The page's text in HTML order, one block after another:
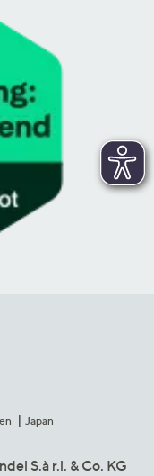
Japan
S.à r.l. & Co. KG